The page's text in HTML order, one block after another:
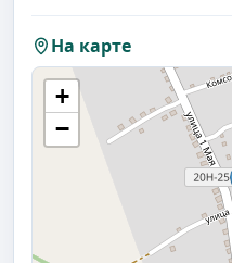
На карте
+
−